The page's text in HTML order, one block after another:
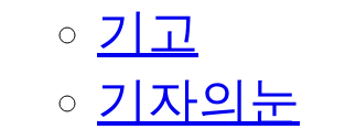
기고
기자의눈